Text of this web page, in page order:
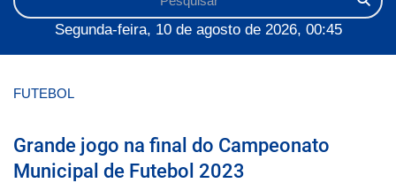
Segunda-feira, 10 de agosto de 2026, 00:45
FUTEBOL
Grande jogo na final do Campeonato
Municipal de Futebol 2023